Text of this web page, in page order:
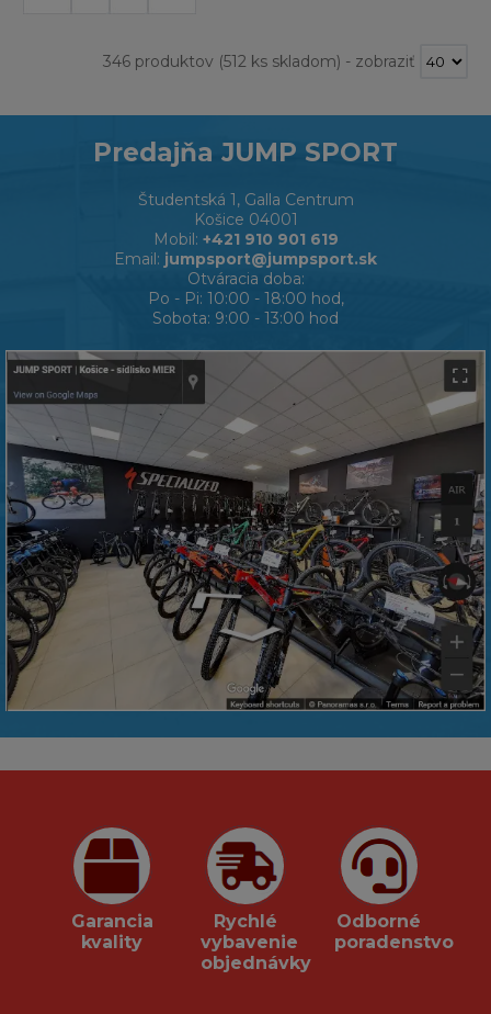
346 produktov(512 ks skladom) - zobraziť
Predajňa JUMP SPORT
Študentská 1, Galla Centrum
Košice 04001
Mobil: +421 910 901 619
Email: jumpsport@jumpsport.sk
Otváracia doba:
Po - Pi: 10:00 - 18:00 hod,
Sobota: 9:00 - 13:00 hod
Garancia
kvality
Rychlé
vybavenie
objednávky
Odborné
poradenstvo